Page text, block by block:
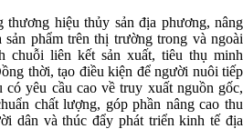
hiệu thủy sản địa phương, nâng
sản phẩm trên thị trường trong và ngoài
chuỗi liên kết sản xuất, tiêu thụ minh
thời, tạo điều kiện để người nuôi tiếp
có yêu cầu cao về truy xuất nguồn gốc,
chất lượng, góp phần nâng cao thu
dân và thúc đẩy phát triển kinh tế địa